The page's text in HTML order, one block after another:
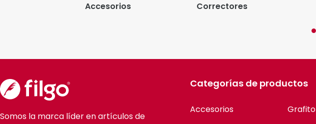
Correctores Mochilas
Somos la marca líder en artículos de
Categorías de productos
Accesorios Grafito